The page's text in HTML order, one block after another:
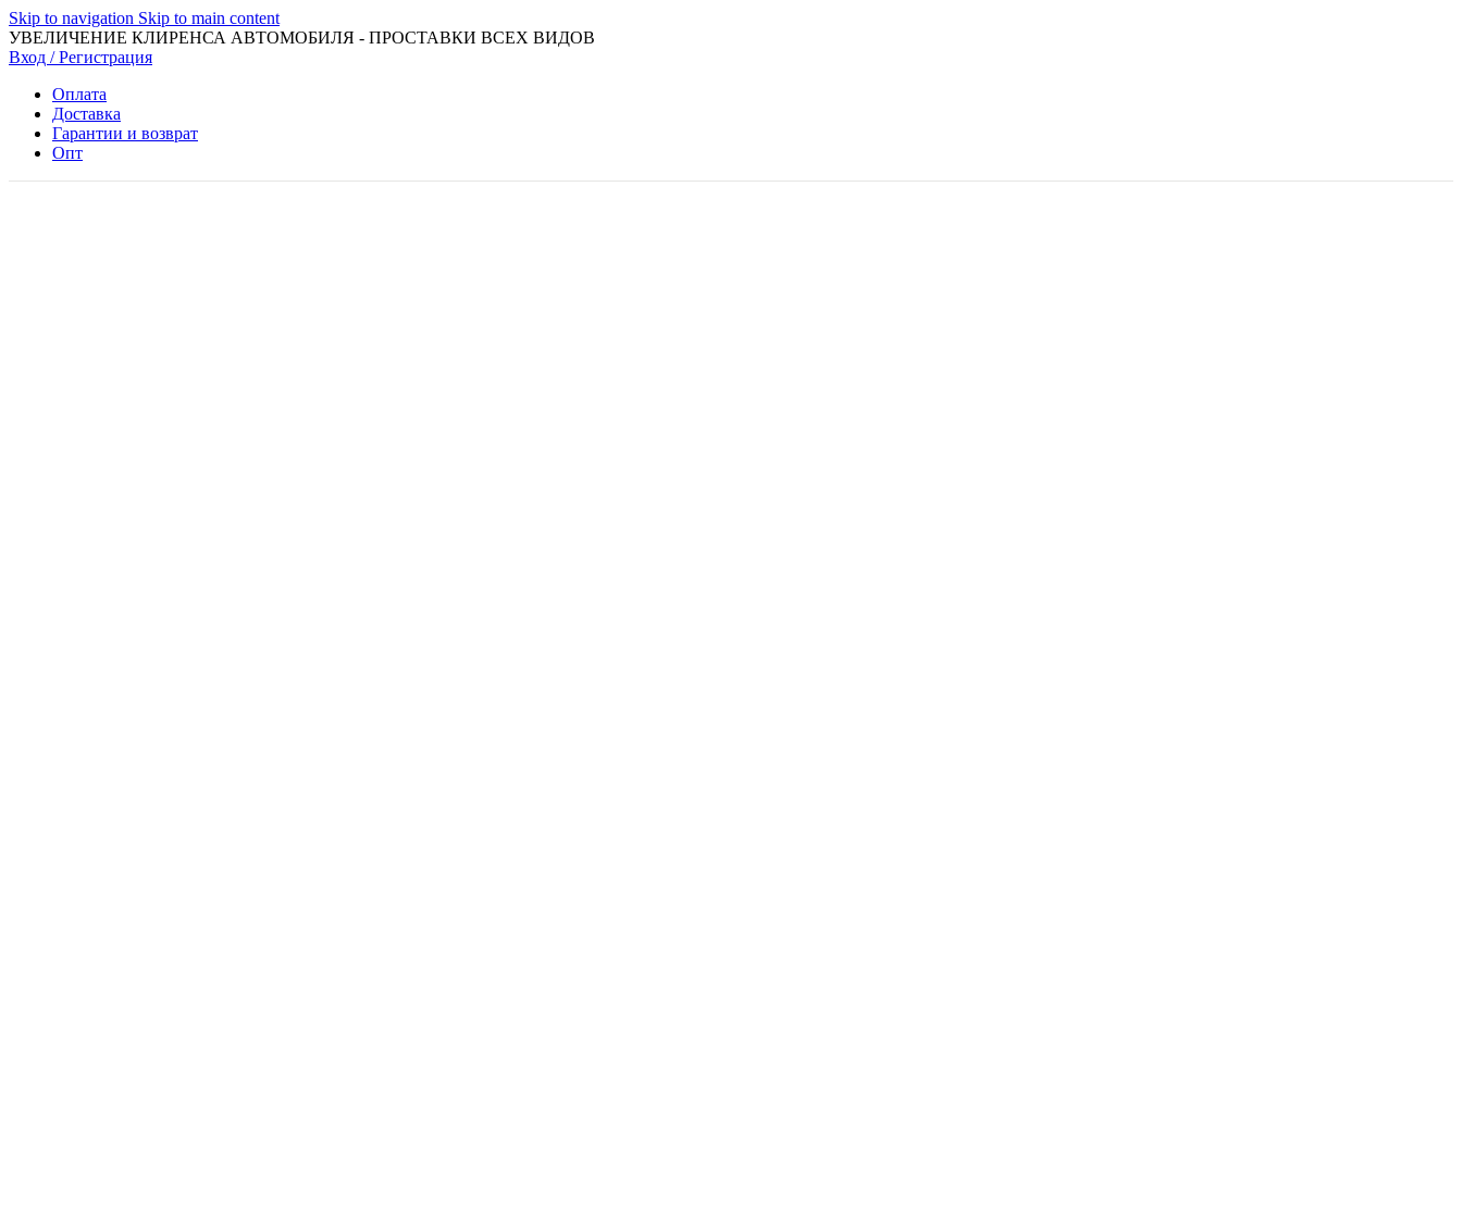
Skip to navigation Skip to main content
УВЕЛИЧЕНИЕ КЛИРЕНСА АВТОМОБИЛЯ - ПРОСТАВКИ ВСЕХ ВИДОВ
Вход / Регистрация
Оплата
Доставка
Гарантии и возврат
Опт